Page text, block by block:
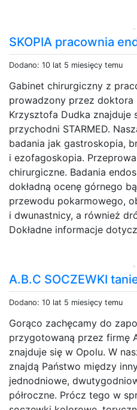
SKOPIA pracownia
Dodano: 10 lat 5 miesięcy temu
Gabinet chirurgiczny z
prowadzony przez doktora
Krzysztofa Dudka znajduje
przychodni STARMED.
badania jak gastroskopia,
i ezofagoskopia.
chirurgiczne. Badania
dokładną ocenę górnego
przewodu pokarmowego,
i dwunastnicy, a również
Dokładne informacje
A.B.C SOCZEWKI
Dodano: 10 lat 5 miesięcy temu
Gorąco zachęcamy do
przygotowaną przez firmę
znajduje się w Opolu. W
znajdą Państwo między
jednodniowe,
półroczne. Prócz tego w